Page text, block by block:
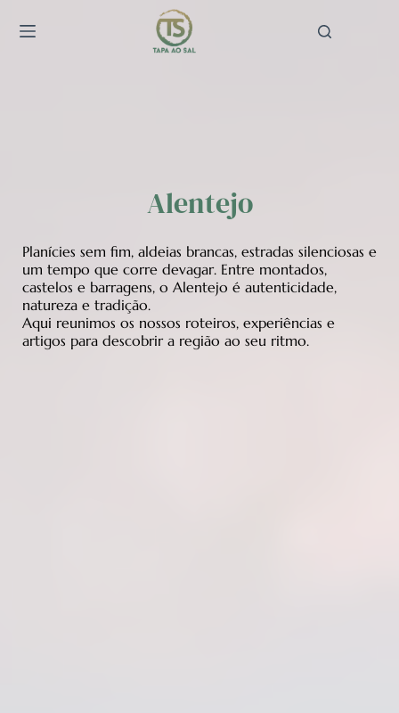
para
Alentejo
Planícies sem fim, aldeias brancas, estradas silenciosas e
um tempo que corre devagar. Entre montados,
castelos e barragens, o Alentejo é autenticidade,
natureza e tradição.
Aqui reunimos os nossos roteiros, experiências e
artigos para descobrir a região ao seu ritmo.